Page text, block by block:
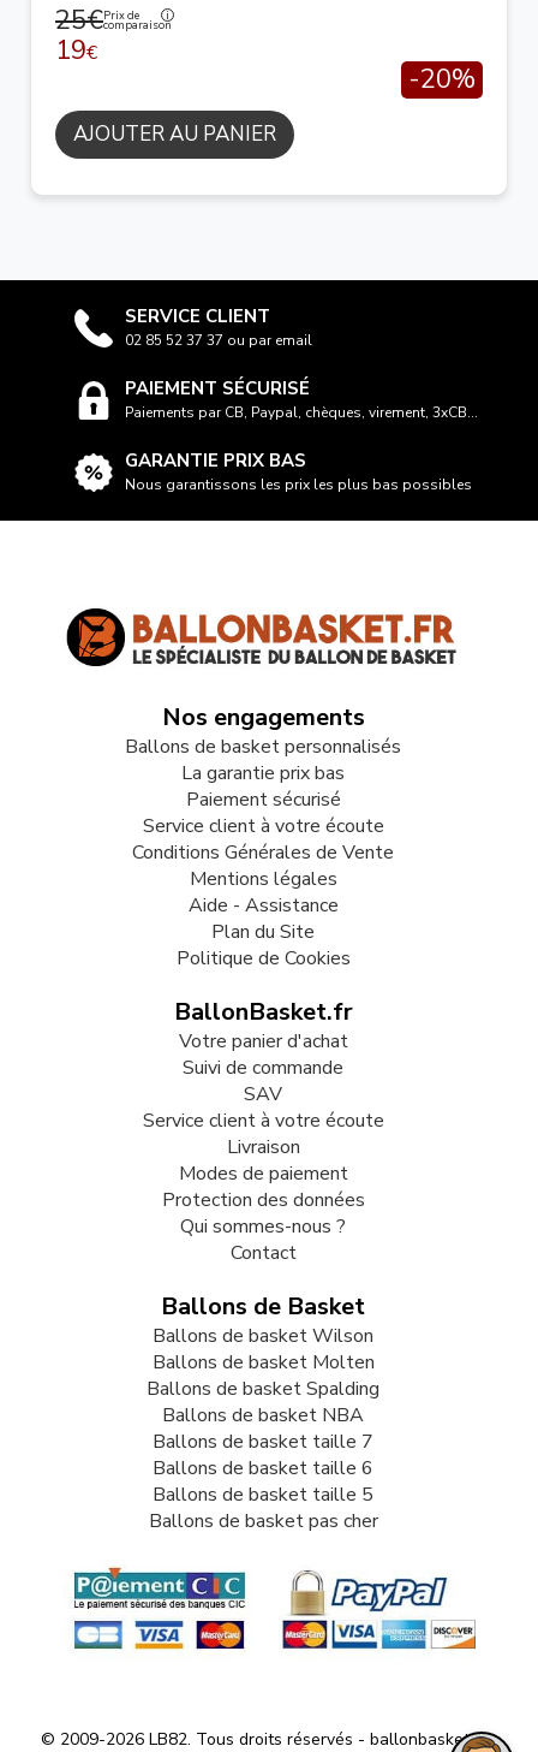
25€Prix de
comparaison
19€
-20%
AJOUTER AU PANIER
SERVICE CLIENT
02 85 52 37 37 ou par email
PAIEMENT SÉCURISÉ
Paiements par CB, Paypal, chèques, virement, 3xCB...
GARANTIE PRIX BAS
Nous garantissons les prix les plus bas possibles
Nos engagements
Ballons de basket personnalisés
La garantie prix bas
Paiement sécurisé
Service client à votre écoute
Conditions Générales de Vente
Mentions légales
Aide - Assistance
Plan du Site
Politique de Cookies
BallonBasket.fr
Votre panier d'achat
Suivi de commande
SAV
Service client à votre écoute
Livraison
Modes de paiement
Protection des données
Qui sommes-nous ?
Contact
Ballons de Basket
Ballons de basket Wilson
Ballons de basket Molten
Ballons de basket Spalding
Ballons de basket NBA
Ballons de basket taille 7
Ballons de basket taille 6
Ballons de basket taille 5
Ballons de basket pas cher
© 2009-2026 LB82. Tous droits réservés - ballonbasket.fr -